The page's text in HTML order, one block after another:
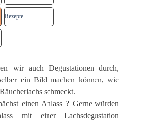
Rezepte
wir auch Degustationen durch,
ein Bild machen können, wie
schmeckt.
einen Anlass ? Gerne würden
mit einer Lachsdegustation